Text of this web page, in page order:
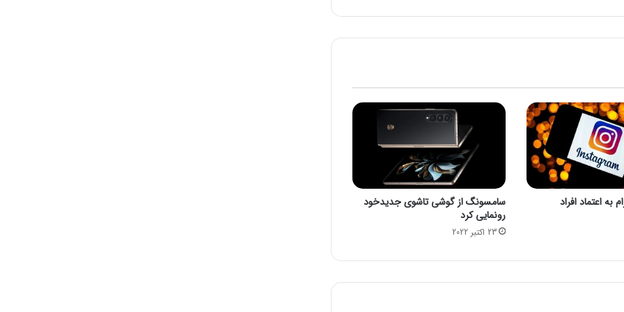
د
ع
ت
ف
ر
و
د
ا
ه
ر
به اعتماد افراد
سامسونگ از گوشی تاشوی جدیدخود
رونمایی کرد
23 اکتبر 2022